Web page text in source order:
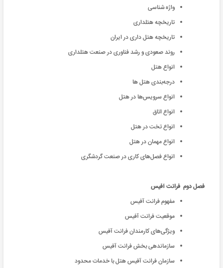
واژه شناسی
تاریخچه هتلداری
تاریخچه هتل داری در ایران
روند صعودی و رشد فناوری در صنعت هتلداری
انواع هتل
درجه‌بندی هتل ها
انواع سرویس‌ها در هتل
انواع اتاق
انواع تخت در هتل
انواع مهمان در هتل
انواع فصل‌های کاری در صنعت گردشگری
فصل دوم فرانت آفیس
مفهوم فرانت آفیس
موقعیت فرانت آفیس
ویژگی‌های کارمندان فرانت آفیس
سازماندهی بخش فرانت آفیس
سازمان فرانت آفیس هتل با خدمات محدود